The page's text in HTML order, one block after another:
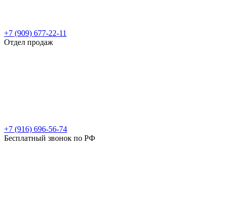
+7 (909) 677-22-11
Отдел продаж
+7 (916) 696-56-74
Бесплатный звонок по РФ